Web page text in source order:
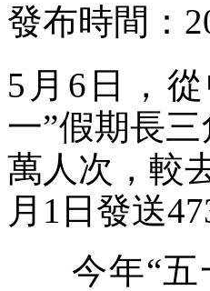
發布時間：
5月6日，
一”假期長
萬人次，較
月1日發送
今年“五